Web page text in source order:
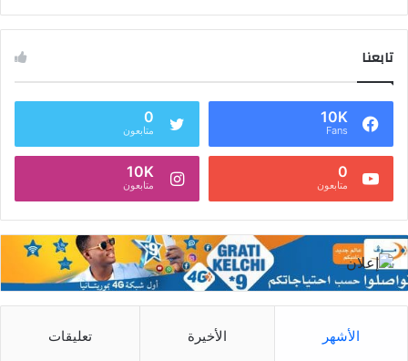
تابعنا
10K
Fans
0
متابعون
0
متابعون
10K
متابعون
الأشهر الأخيرة تعليقات